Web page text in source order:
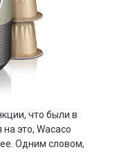
что были в
это, Wacaco
Одним словом,